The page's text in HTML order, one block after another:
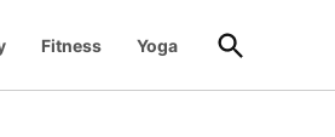
Fitness Yoga
Open
Search